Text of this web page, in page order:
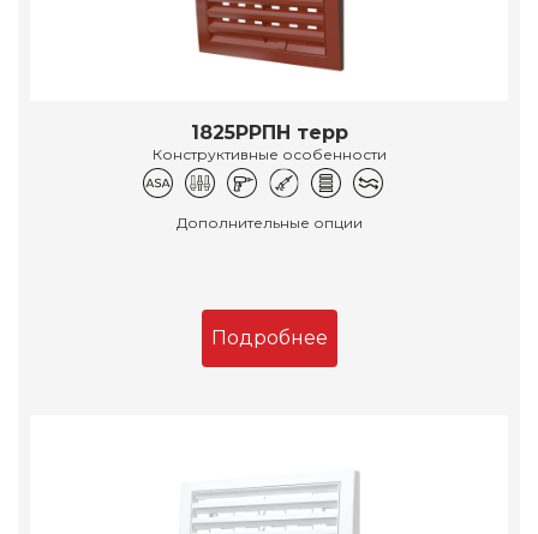
1825РРПН терр
Конструктивные особенности
Дополнительные опции
Подробнее